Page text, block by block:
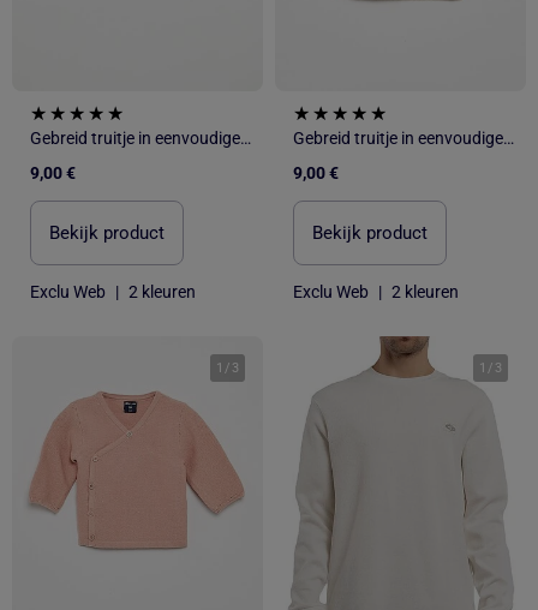
Gebreid truitje in eenvoudige ribbelsteek
9,00 €
Bekijk product
Exclu Web | 2 kleuren
Gebreid truitje in eenvoudige ribbelsteek
9,00 €
Bekijk product
Exclu Web | 2 kleuren
1 / 3 1 / 3